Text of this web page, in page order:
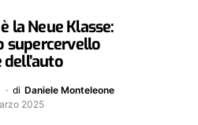
la Neue Klasse:
supercervello
di Daniele Monteleone
2025